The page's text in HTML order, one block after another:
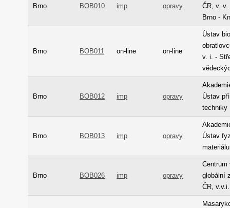
Brno BOB010 imp opravy
ČR, v. v.
Brno -
Brno BOB011 on-line on-line
Ústav
v. i. -
Brno BOB012 imp opravy
Ústav
techniky
Brno BOB013 imp opravy
Ústav
Brno BOB026 imp opravy
Centrum
globální
ČR,